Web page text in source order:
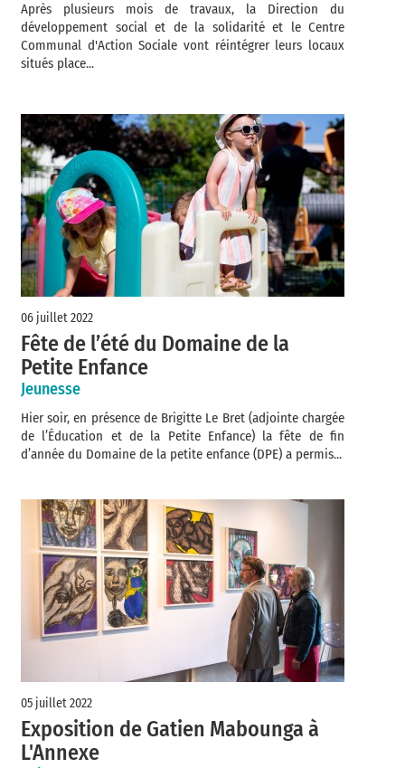
Après plusieurs mois de travaux, la Direction du
développement social et de la solidarité et le Centre
Communal d'Action Sociale vont réintégrer leurs locaux
situés place...
06 juillet 2022
Fête de l’été du Domaine de la
Petite Enfance
Jeunesse
Hier soir, en présence de Brigitte Le Bret (adjointe chargée
de l’Éducation et de la Petite Enfance) la fête de fin
d’année du Domaine de la petite enfance (DPE) a permis...
05 juillet 2022
Exposition de Gatien Mabounga à
L'Annexe